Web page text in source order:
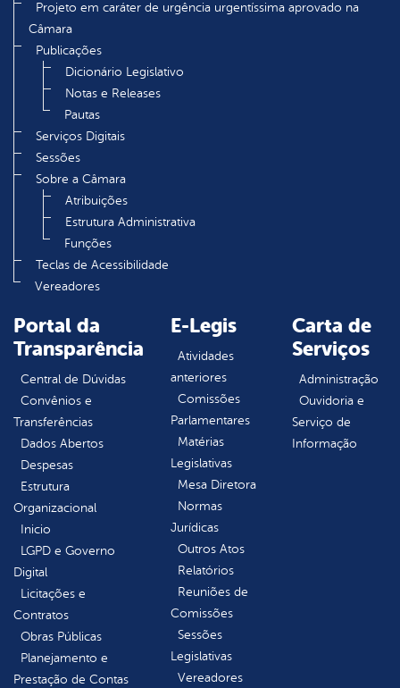
Projeto em caráter de urgência urgentíssima aprovado na
Câmara
Publicações
Dicionário Legislativo
Notas e Releases
Pautas
Serviços Digitais
Sessões
Sobre a Câmara
Atribuições
Estrutura Administrativa
Funções
Teclas de Acessibilidade
Vereadores
Portal da
Transparência
Central de Dúvidas
Convênios e
Transferências
Dados Abertos
Despesas
Estrutura
Organizacional
Inicio
LGPD e Governo
Digital
Licitações e
Contratos
Obras Públicas
Planejamento e
Prestação de Contas
E-Legis
Atividades
anteriores
Comissões
Parlamentares
Matérias
Legislativas
Mesa Diretora
Normas
Jurídicas
Outros Atos
Relatórios
Reuniões de
Comissões
Sessões
Legislativas
Vereadores
Carta de
Serviços
Administração
Ouvidoria e
Serviço de
Informação